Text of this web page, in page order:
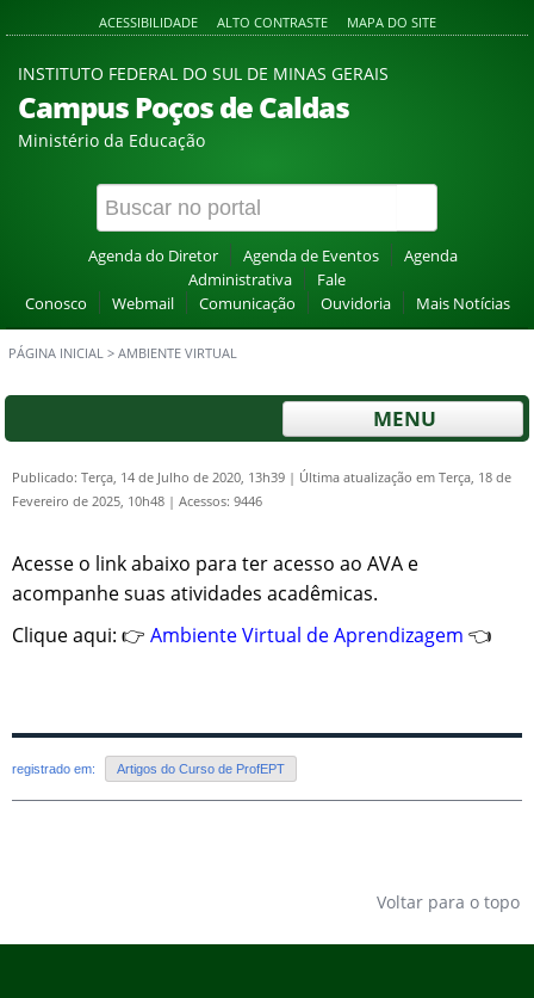
ACESSIBILIDADE ALTO CONTRASTE MAPA DO SITE
INSTITUTO FEDERAL DO SUL DE MINAS GERAIS
Campus Poços de Caldas
Ministério da Educação
Agenda do Diretor Agenda de Eventos
Agenda
Administrativa
Fale
Conosco
Webmail Comunicação Ouvidoria Mais Notícias
PÁGINA INICIAL > AMBIENTE VIRTUAL
MENU
Publicado: Terça, 14 de Julho de 2020, 13h39 | Última atualização em Terça, 18 de
Fevereiro de 2025, 10h48 | Acessos: 9446
Acesse o link abaixo para ter acesso ao AVA e
acompanhe suas atividades acadêmicas.
Clique aqui: 👉 Ambiente Virtual de Aprendizagem 👈
registrado em: Artigos do Curso de ProfEPT
Voltar para o topo